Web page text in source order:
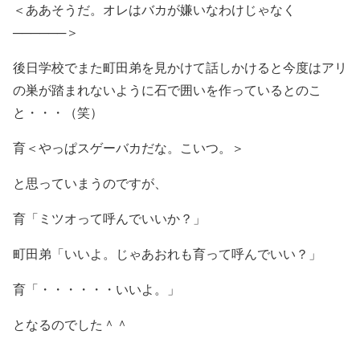
＜ああそうだ。オレはバカが嫌いなわけじゃなく
──────＞
後日学校でまた町田弟を見かけて話しかけると今度はアリ
の巣が踏まれないように石で囲いを作っているとのこ
と・・・（笑）
育＜やっぱスゲーバカだな。こいつ。＞
と思っていまうのですが、
育「ミツオって呼んでいいか？」
町田弟「いいよ。じゃあおれも育って呼んでいい？」
育「・・・・・・いいよ。」
となるのでした＾＾